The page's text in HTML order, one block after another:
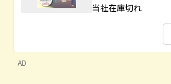
当社在庫切れ
AD